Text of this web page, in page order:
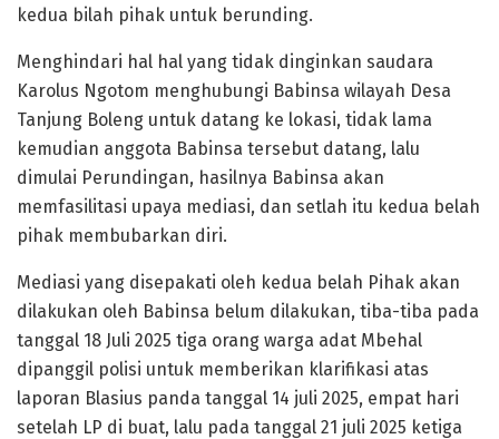
kedua bilah pihak untuk berunding.
Menghindari hal hal yang tidak dinginkan saudara
Karolus Ngotom menghubungi Babinsa wilayah Desa
Tanjung Boleng untuk datang ke lokasi, tidak lama
kemudian anggota Babinsa tersebut datang, lalu
dimulai Perundingan, hasilnya Babinsa akan
memfasilitasi upaya mediasi, dan setlah itu kedua belah
pihak membubarkan diri.
Mediasi yang disepakati oleh kedua belah Pihak akan
dilakukan oleh Babinsa belum dilakukan, tiba-tiba pada
tanggal 18 Juli 2025 tiga orang warga adat Mbehal
dipanggil polisi untuk memberikan klarifikasi atas
laporan Blasius panda tanggal 14 juli 2025, empat hari
setelah LP di buat, lalu pada tanggal 21 juli 2025 ketiga